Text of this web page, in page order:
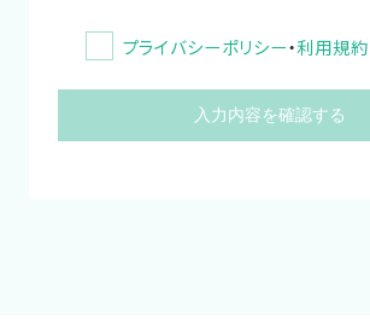
プライバシーポリシー・利用規約
入力内容を確認する